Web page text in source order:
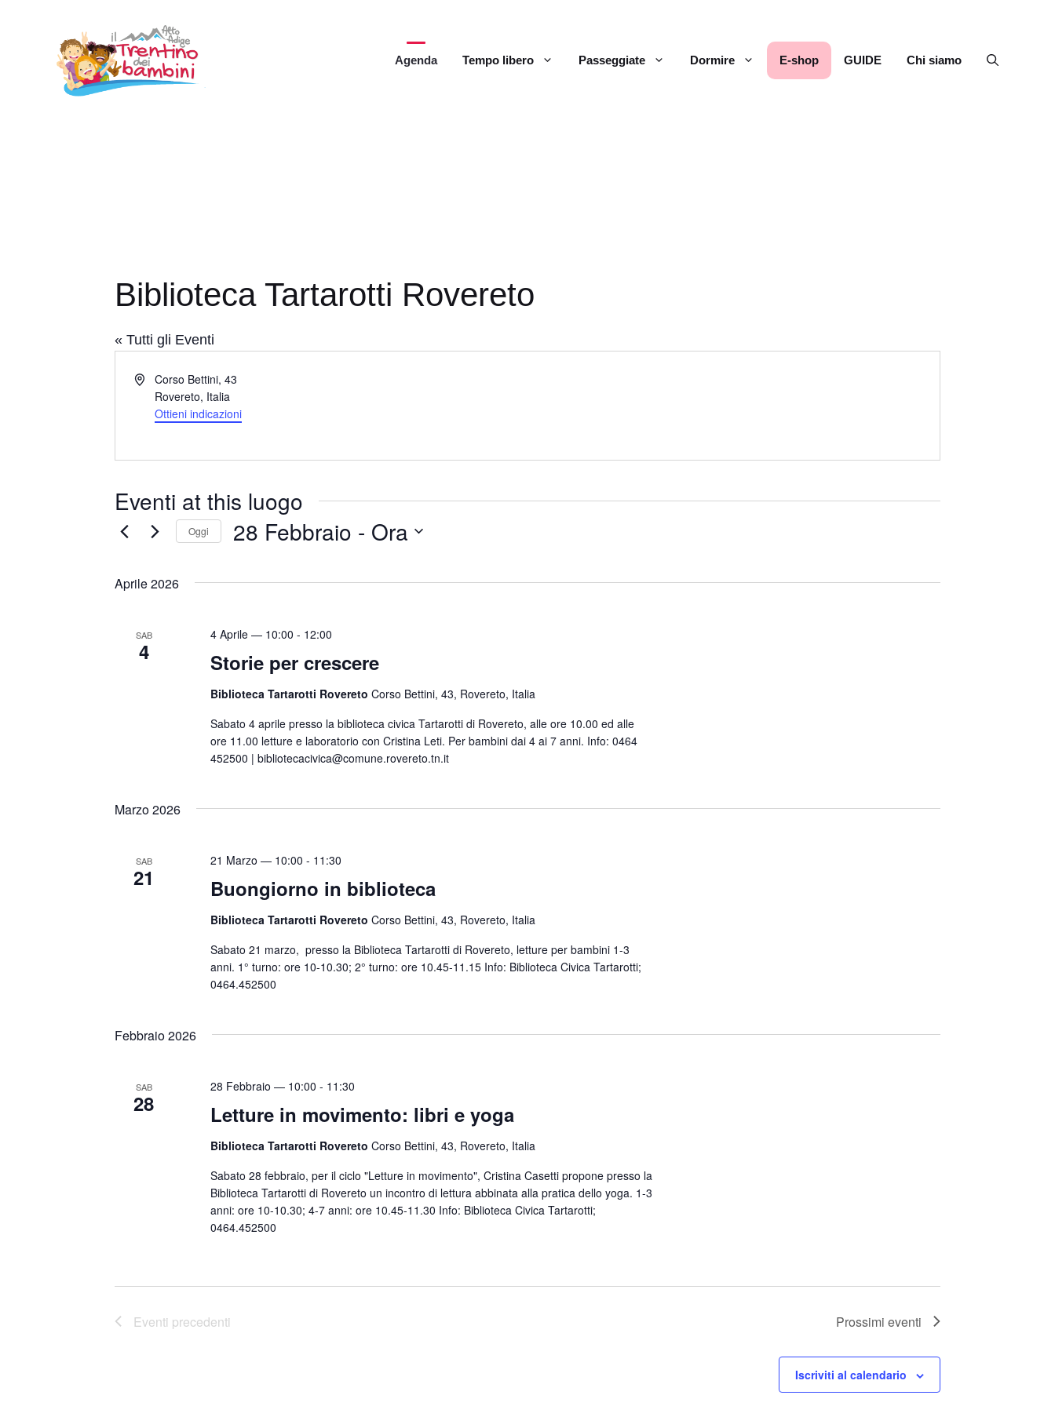
contenuto
Agenda Tempo libero Passeggiate Dormire E-shop GUIDE Chi siamo
Biblioteca Tartarotti Rovereto
« Tutti gli Eventi
I
i
z
Corso Bettini, 43
Rovereto, Italia
Ottieni indicazioni
Eventi at this luogo
Oggi 28 Febbraio - Ora
z
i
a
l
a
a
a
Aprile 2026
SAB
4 Storie per crescere
4 Aprile — 10:00 - 12:00
Biblioteca Tartarotti RoveretoCorso Bettini, 43, Rovereto, Italia
Sabato 4 aprile presso la biblioteca civica Tartarotti di Rovereto, alle ore 10.00 ed alle
ore 11.00 letture e laboratorio con Cristina Leti. Per bambini dai 4 ai 7 anni. Info: 0464
452500 | bibliotecacivica@comune.rovereto.tn.it
Marzo 2026
SAB
21 Buongiorno in biblioteca
21 Marzo — 10:00 - 11:30
Biblioteca Tartarotti RoveretoCorso Bettini, 43, Rovereto, Italia
Sabato 21 marzo, presso la Biblioteca Tartarotti di Rovereto, letture per bambini 1-3
anni. 1° turno: ore 10-10.30; 2° turno: ore 10.45-11.15 Info: Biblioteca Civica Tartarotti;
0464.452500
Febbraio 2026
SAB
28 Letture in movimento: libri e yoga
28 Febbraio — 10:00 - 11:30
Biblioteca Tartarotti RoveretoCorso Bettini, 43, Rovereto, Italia
Sabato 28 febbraio, per il ciclo "Letture in movimento", Cristina Casetti propone presso la
Biblioteca Tartarotti di Rovereto un incontro di lettura abbinata alla pratica dello yoga. 1-3
anni: ore 10-10.30; 4-7 anni: ore 10.45-11.30 Info: Biblioteca Civica Tartarotti;
0464.452500
Eventi precedenti Prossimi eventi
Iscriviti al calendario